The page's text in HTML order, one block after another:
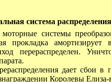
система
системы
прокладка
перераспределен.
дает сбои в
Королевы